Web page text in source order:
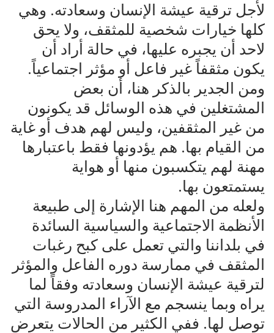
لأجل ترقية عيشة الإنسان وسعادته. وهي
كلها خيارات شخصية للمثقف، ولا يحق
لاحد أن يجبره عليها، في حالة أراد أن
يكون مثقفاً غير فاعل أو مؤثر اجتماعياً.
ومن الجدير بالذكر هنا، أن بعض
المشتغلين في هذه الوسائل قد يكونون
من غير المثقفين، وليس لهم هدف أو غاية
من القيام بها. هم يؤدونها فقط باعتبارها
مهنة لهم يتكسبون منها أو هواية
يستمتعون بها.
ولعله من المهم هنا الإشارة إلى طبيعة
الأنظمة الاجتماعية والسياسية السائدة
في بلداننا والتي تعمل على كبح رغبات
المثقف في ممارسة دوره الفاعل والمؤثر
لترقية عيشة الإنسان وسعادته وفقاً لما
يراه وبما ينسجم مع الآراء المدروسة التي
توصل لها. ففي الكثير من الحالات يتعرض